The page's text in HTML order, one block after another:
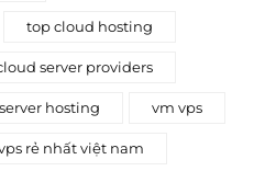
top cloud hosting
server providers
hosting vm vps
rẻ nhất việt nam